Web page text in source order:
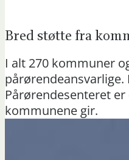
Bred støtte fra
I alt 270 kommuner
Pårørendesenteret
kommunene gir.